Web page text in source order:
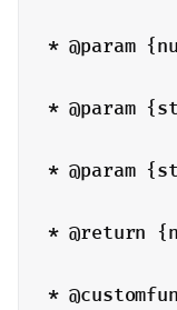
* @param
* @param
* @param
* @return
*